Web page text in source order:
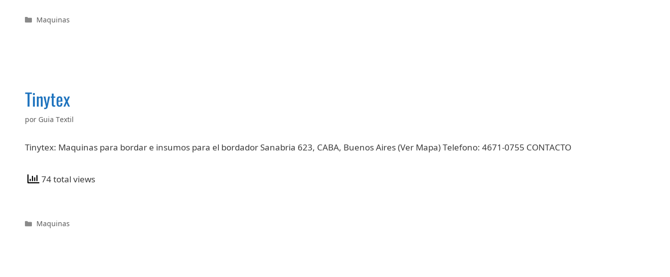
Categorías
Maquinas
Tinytex
por Guia Textil
Tinytex: Maquinas para bordar e insumos para el bordador Sanabria 623, CABA, Buenos Aires (Ver Mapa) Telefono: 4671-0755 CONTACTO
74 total views
Categorías
Maquinas